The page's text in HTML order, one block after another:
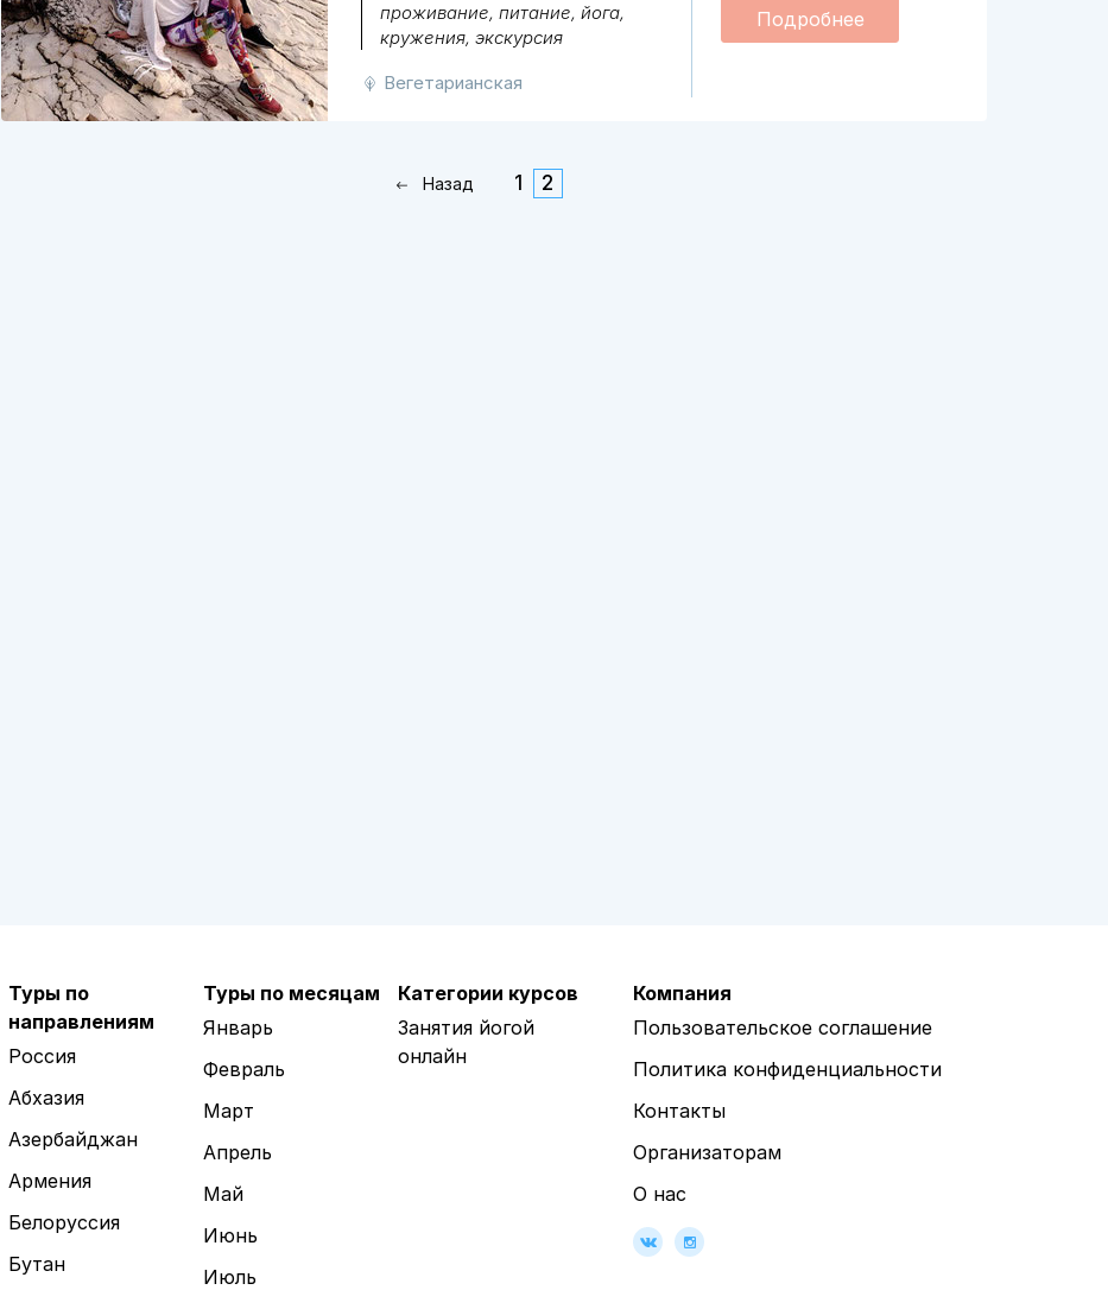
проживание, питание, йога,
кружения, экскурсия
Вегетарианская
Подробнее
Назад 1 2
Туры по
направлениям
Россия
Абхазия
Азербайджан
Армения
Белоруссия
Бутан
Туры по месяцам
Январь
Февраль
Март
Апрель
Май
Июнь
Июль
Категории курсов
Занятия йогой
онлайн
Компания
Пользовательское соглашение
Политика конфиденциальности
Контакты
Организаторам
О нас